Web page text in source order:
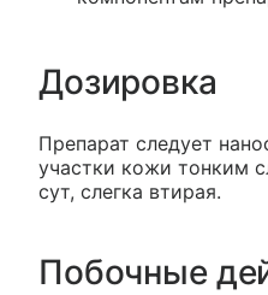
Дозировка
Препарат следует
участки кожи тонким
сут, слегка втирая.
Побочные